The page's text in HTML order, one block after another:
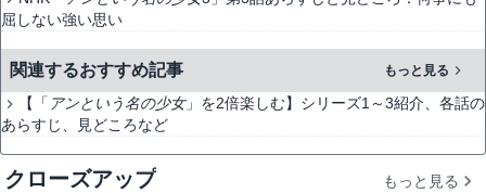
屈しない強い思い
関連するおすすめ記事 もっと見る
【「 アンという名の少女」を2倍楽しむ】シリーズ1～3紹介、各話の
あらすじ、見どころなど
クローズアップ もっと見る